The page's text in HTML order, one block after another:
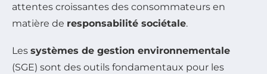
attentes croissantes des consommateurs en
matière de responsabilité sociétale.
Les systèmes de gestion environnementale
(SGE) sont des outils fondamentaux pour les